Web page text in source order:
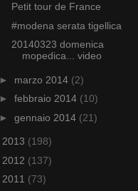
Petit tour de France
#modena serata tigellica
20140323 domenica
mopedica... video
► marzo 2014 (2)
► febbraio 2014 (10)
► gennaio 2014 (21)
2013 (198)
2012 (137)
2011 (73)